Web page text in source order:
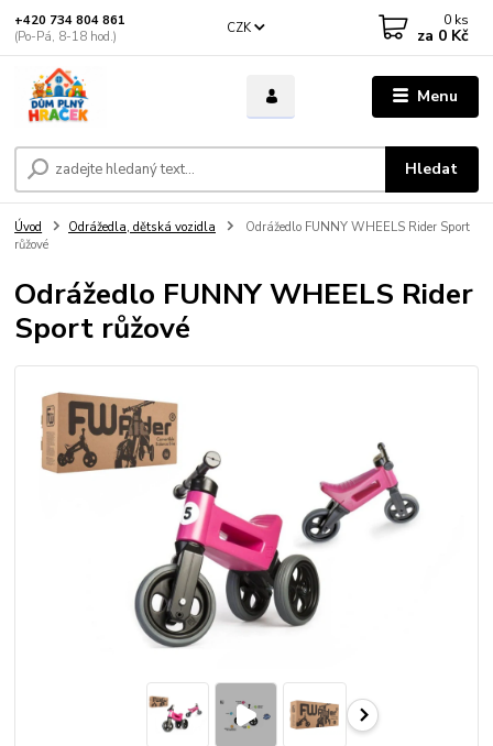
Menu
CZK
Hledat
+420 734 804 861
(Po-Pá, 8-18 hod.)
0 ks
za 0 Kč
Úvod Odrážedla, dětská vozidla
Odrážedlo FUNNY WHEELS Rider Sport
růžové
Odrážedlo FUNNY WHEELS Rider
Sport růžové